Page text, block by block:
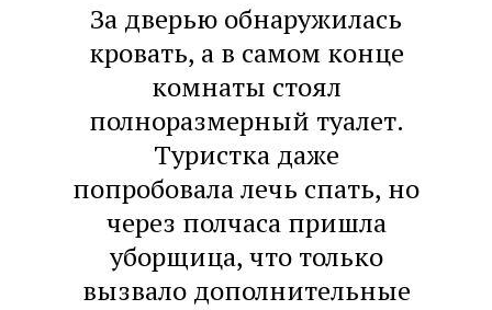
За дверью обнаружилась
кровать, а в самом конце
комнаты стоял
полноразмерный туалет.
Туристка даже
попробовала лечь спать, но
через полчаса пришла
уборщица, что только
вызвало дополнительные